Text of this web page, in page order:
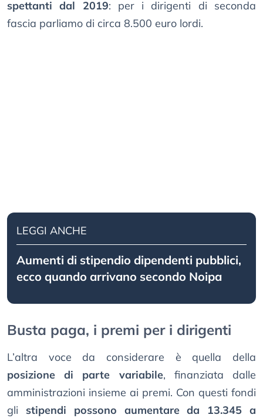
spettanti dal 2019: per i dirigenti di seconda
fascia parliamo di circa 8.500 euro lordi.
LEGGI ANCHE
Aumenti di stipendio dipendenti pubblici,
ecco quando arrivano secondo Noipa
Busta paga, i premi per i dirigenti
L’altra voce da considerare è quella della
posizione di parte variabile, finanziata dalle
amministrazioni insieme ai premi. Con questi fondi
gli stipendi possono aumentare da 13.345 a